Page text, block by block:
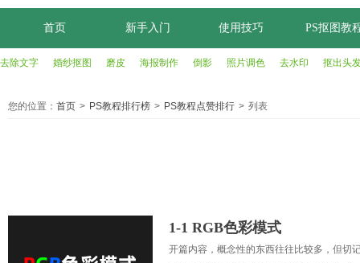
首页 新手入门 使用技巧 PS抠图教
PS文字教程 PS实例教程 Gif动画闪图
去除文字 婚纱抠图 磨皮 海报制作 倒影 照片调色 去水印 抠出头
您的位置： 首页 > PS教程排行榜 > PS教程点赞排行 > 列表
1-1 RGB色彩模式
开篇内容，概念性的东西往往比较多，但切